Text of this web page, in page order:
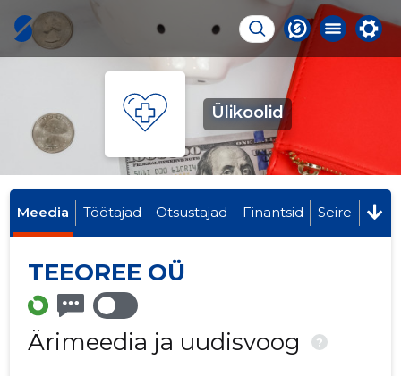
Ülikoolid
Meedia Töötajad Otsustajad Finantsid Seire
TEEOREE OÜ
Ärimeedia ja uudisvoog ?